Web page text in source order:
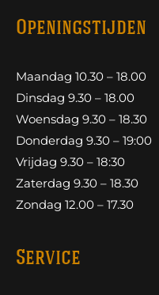
Openingstijden
Maandag 10.30 – 18.00
Dinsdag 9.30 – 18.00
Woensdag 9.30 – 18.30
Donderdag 9.30 – 19:00
Vrijdag 9.30 – 18:30
Zaterdag 9.30 – 18.30
Zondag 12.00 – 17.30
Service